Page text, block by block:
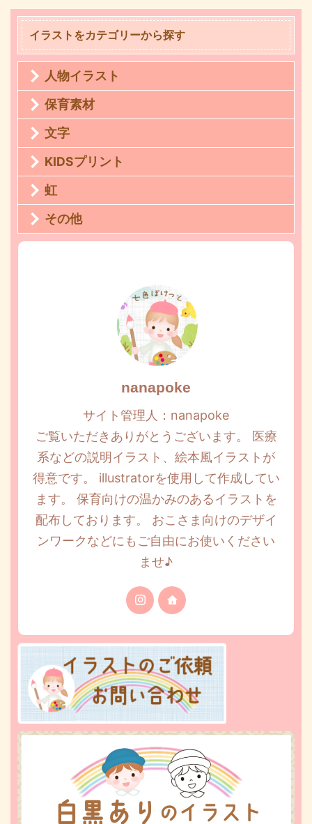
イラストをカテゴリーから探す
人物イラスト
保育素材
文字
KIDSプリント
虹
その他
nanapoke
サイト管理人：nanapoke
ご覧いただきありがとうございます。 医療
系などの説明イラスト、絵本風イラストが
得意です。 illustratorを使用して作成してい
ます。 保育向けの温かみのあるイラストを
配布しております。 おこさま向けのデザイ
ンワークなどにもご自由にお使いください
ませ♪